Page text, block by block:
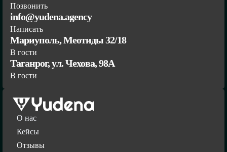
Позвонить
info@yudena.agency
Написать
Мариуполь, Меотиды 32/18
В гости
Таганрог, ул. Чехова, 98А
В гости
О нас
Кейсы
Отзывы